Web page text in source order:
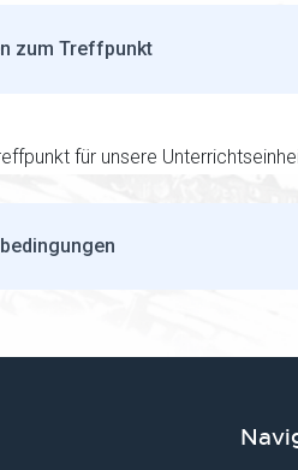
zum Treffpunkt
für unsere